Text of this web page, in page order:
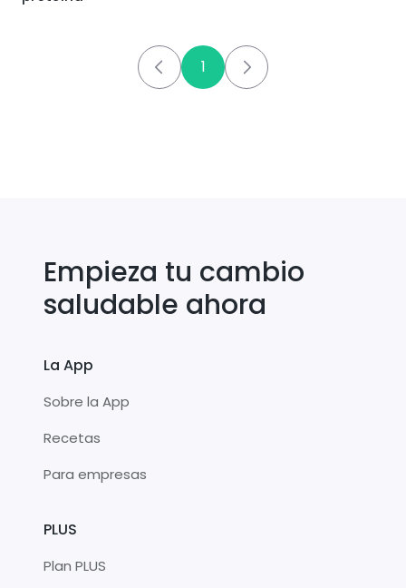
1
Empieza tu cambio
saludable ahora
La App
Sobre la App
Recetas
Para empresas
PLUS
Plan PLUS